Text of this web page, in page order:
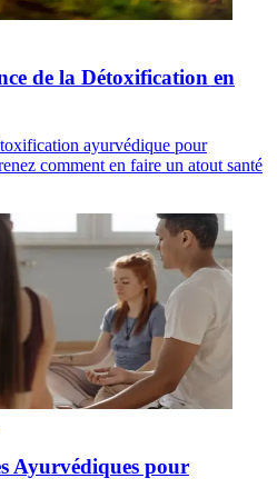
de la Détoxification en
ayurvédique pour
comment en faire un atout santé
Ayurvédiques pour